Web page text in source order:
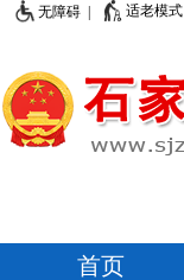
无障碍 | 适老模式
首页